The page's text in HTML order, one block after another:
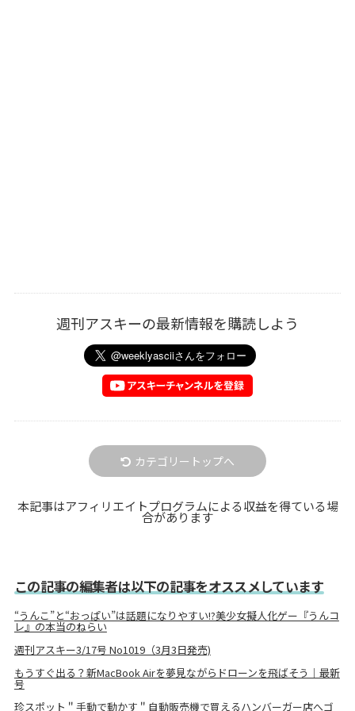
週刊アスキーの最新情報を購読しよう
カテゴリートップへ
本記事はアフィリエイトプログラムによる収益を得ている場
合があります
この記事の編集者は以下の記事をオススメしています
“うんこ”と“おっぱい”は話題になりやすい!?美少女擬人化ゲー『うんコ
レ』の本当のねらい
週刊アスキー3/17号 No1019（3月3日発売)
もうすぐ出る？新MacBook Airを夢見ながらドローンを飛ばそう｜最新
号
珍スポット＂手動で動かす＂自動販売機で買えるハンバーガー店へゴ